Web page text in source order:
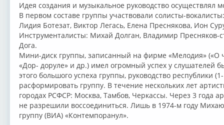
Идея создания и музыкальное руководство осуществлял
В первом составе группы участвовали солисты-
Лидия Ботезат, Виктор Легась, Елена Преснякова, Ион
Инструменталисты: Михай Долган, Владимир Пресняков-
Дога.
Мини-диск группы, записанный на фирме «Мелодия» («О
«Дор- доруле» и др.) имел огромный успех у слушателей
этого большого успеха группы, руководство
расформировать группу. В течение нескольких лет
городах РСФСР: Москва, Тамбов, Черкассы. Через 3 года
не разрешили воссоединиться. Лишь в 1974-м году
группу (ВИА) «Контемпоранул».